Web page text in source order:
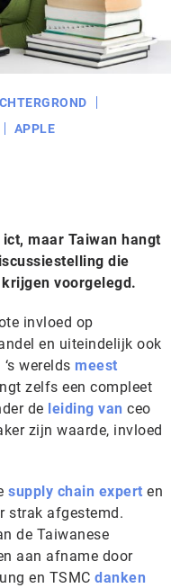
APPLE
maar Taiwan hangt
die
voorgelegd.
invloed op
en uiteindelijk ook
werelds meest
zelfs een compleet
de leiding van ceo
zijn waarde, invloed
supply chain expert en
strak afgestemd.
de Taiwanese
aan afname door
en TSMC danken